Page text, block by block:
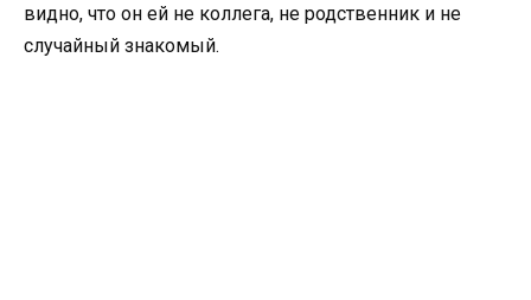
видно, что он ей не коллега, не родственник и не
случайный знакомый.